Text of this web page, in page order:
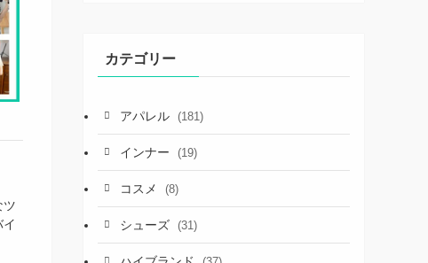
ツ
カテゴリー
アパレル (181)
インナー (19)
コスメ (8)
シューズ (31)